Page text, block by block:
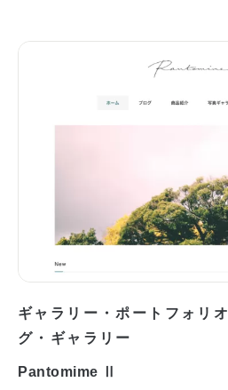
ギャラリー・ポートフォリオ
グ・ギャラリー
Pantomime Ⅱ